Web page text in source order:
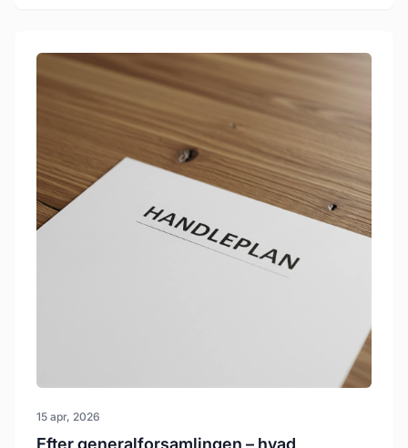
15 apr, 2026